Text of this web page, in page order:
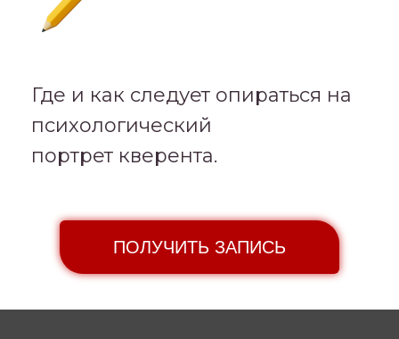
Где и как следует опираться на
психологический
портрет кверента.
ПОЛУЧИТЬ ЗАПИСЬ